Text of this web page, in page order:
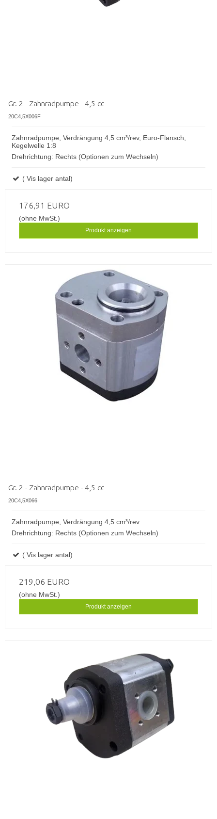
Gr. 2 - Zahnradpumpe - 4,5 cc
20C4,5X006F
Zahnradpumpe, Verdrängung 4,5 cm³/rev, Euro-Flansch,
Kegelwelle 1:8
Drehrichtung: Rechts (Optionen zum Wechseln)
( Vis lager antal)
176,91 EURO
(ohne MwSt.)
Produkt anzeigen
Gr. 2 - Zahnradpumpe - 4,5 cc
20C4,5X066
Zahnradpumpe, Verdrängung 4,5 cm³/rev
Drehrichtung: Rechts (Optionen zum Wechseln)
( Vis lager antal)
219,06 EURO
(ohne MwSt.)
Produkt anzeigen